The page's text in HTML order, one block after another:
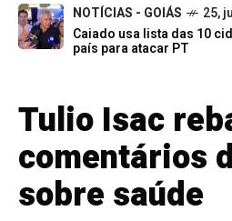
NOTÍCIAS - GOIÁS
25,
Caiado usa lista das 10
país para atacar PT
Tulio Isac
comentários
sobre saúde